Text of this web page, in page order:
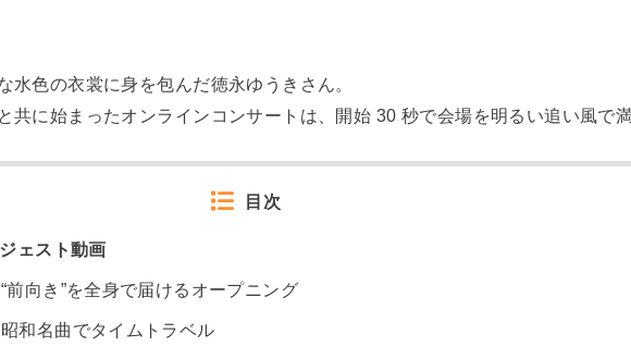
水色の衣裳に身を包んだ徳永ゆうきさん。
共に始まったオンラインコンサートは、開始 30 秒で会場を明るい追い風で
目次
ェスト動画
“前向き”を全身で届けるオープニング
昭和名曲でタイムトラベル